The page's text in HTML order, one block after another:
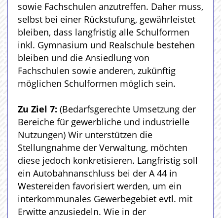
sowie Fachschulen anzutreffen. Daher muss,
selbst bei einer Rückstufung, gewährleistet
bleiben, dass langfristig alle Schulformen
inkl. Gymnasium und Realschule bestehen
bleiben und die Ansiedlung von
Fachschulen sowie anderen, zukünftig
möglichen Schulformen möglich sein.
Zu Ziel 7: (Bedarfsgerechte Umsetzung der
Bereiche für gewerbliche und industrielle
Nutzungen) Wir unterstützen die
Stellungnahme der Verwaltung, möchten
diese jedoch konkretisieren. Langfristig soll
ein Autobahnanschluss bei der A 44 in
Westereiden favorisiert werden, um ein
interkommunales Gewerbegebiet evtl. mit
Erwitte anzusiedeln. Wie in der